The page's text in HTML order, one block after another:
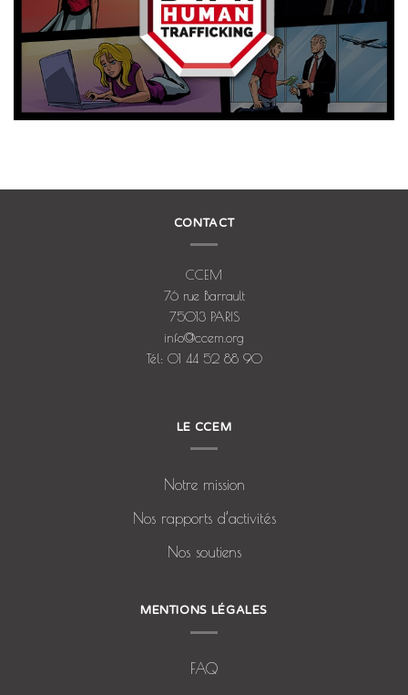
CONTACT
CCEM
76 rue Barrault
75013 PARIS
info@ccem.org
Tél: 01 44 52 88 90
LE CCEM
Notre mission
Nos rapports d’activités
Nos soutiens
MENTIONS LÉGALES
FAQ